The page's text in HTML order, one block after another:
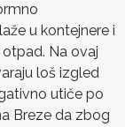
u kontejnere i
Na ovaj
loš izgled
utiče po
Breze da zbog